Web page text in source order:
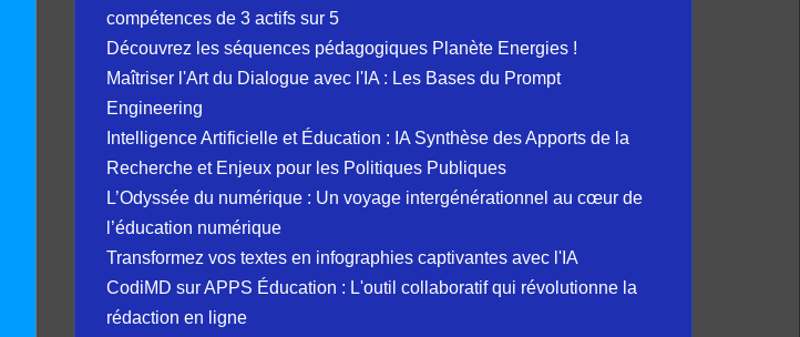
compétences de 3 actifs sur 5
Découvrez les séquences pédagogiques Planète Energies !
Maîtriser l'Art du Dialogue avec l'IA : Les Bases du Prompt
Engineering
Intelligence Artificielle et Éducation : IA Synthèse des Apports de la
Recherche et Enjeux pour les Politiques Publiques
L’Odyssée du numérique : Un voyage intergénérationnel au cœur de
l’éducation numérique
Transformez vos textes en infographies captivantes avec l'IA
CodiMD sur APPS Éducation : L'outil collaboratif qui révolutionne la
rédaction en ligne